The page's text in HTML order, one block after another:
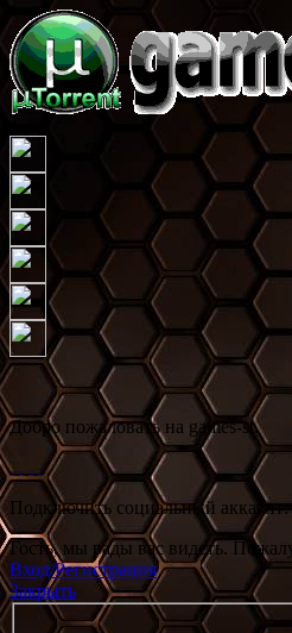
Добро пожаловать на games-st.
Подключить социальный аккаунт:
Гость, мы рады вас видеть.
Вход/Регистрация
Закрыть